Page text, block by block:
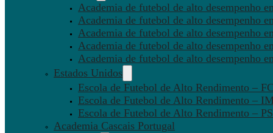
Academia de futebol de alto desempenho
Academia de futebol de alto desempenho
Academia de futebol de alto desempenho
Academia de futebol de alto desempenho
Academia de futebol de alto desempenho
Estados Unidos
Escola de Futebol de Alto Rendimento –
Escola de Futebol de Alto Rendimento –
Escola de Futebol de Alto Rendimento –
Academia Cascais Portugal